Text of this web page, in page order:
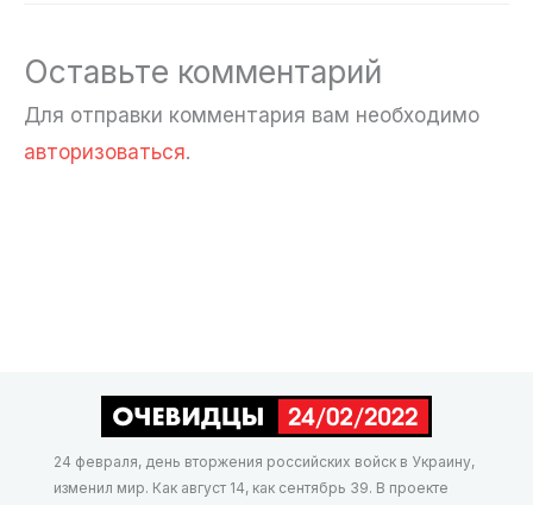
Оставьте комментарий
Для отправки комментария вам необходимо
авторизоваться.
24 февраля, день вторжения российских войск в Украину,
изменил мир. Как август 14, как сентябрь 39. В проекте